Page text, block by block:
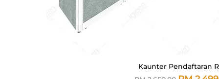
Paparan Segera
Kaunter Pendaftaran